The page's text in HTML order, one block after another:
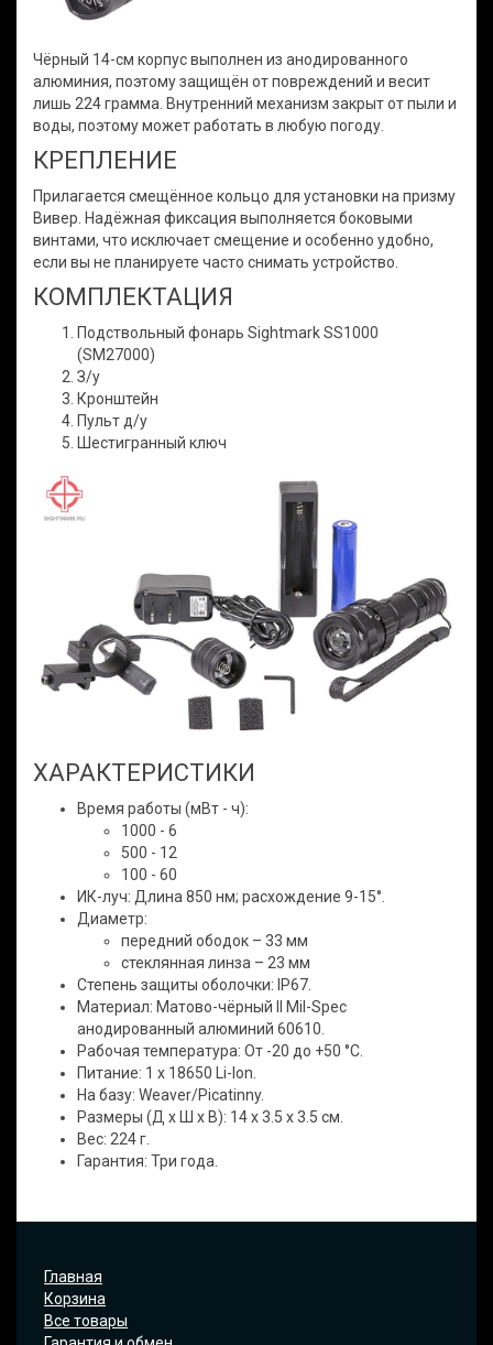
Чёрный 14-см корпус выполнен из анодированного
алюминия, поэтому защищён от повреждений и весит
лишь 224 грамма. Внутренний механизм закрыт от пыли и
воды, поэтому может работать в любую погоду.
КРЕПЛЕНИЕ
Прилагается смещённое кольцо для установки на призму
Вивер. Надёжная фиксация выполняется боковыми
винтами, что исключает смещение и особенно удобно,
если вы не планируете часто снимать устройство.
КОМПЛЕКТАЦИЯ
Подствольный фонарь Sightmark SS1000
(SM27000)
З/у
Кронштейн
Пульт д/у
Шестигранный ключ
ХАРАКТЕРИСТИКИ
Время работы (мВт - ч):
1000 - 6
500 - 12
100 - 60
ИК-луч: Длина 850 нм; расхождение 9-15°.
Диаметр:
передний ободок – 33 мм
стеклянная линза – 23 мм
Степень защиты оболочки: IP67.
Материал: Матово-чёрный II Mil-Spec
анодированный алюминий 60610.
Рабочая температура: От -20 до +50 °C.
Питание: 1 x 18650 Li-Ion.
На базу: Weaver/Picatinny.
Размеры (Д x Ш x В): 14 х 3.5 х 3.5 см.
Вес: 224 г.
Гарантия: Три года.
Главная
Корзина
Все товары